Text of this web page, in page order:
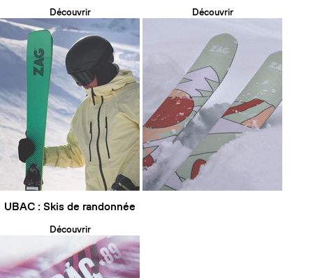
Découvrir Découvrir
UBAC : Skis de randonnée
Découvrir